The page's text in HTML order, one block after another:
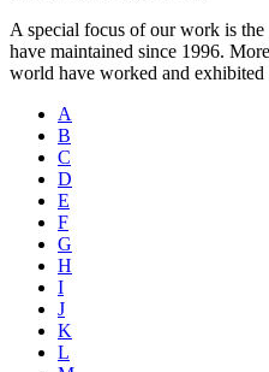
A special focus of our work is
have maintained since 1996.
world have worked and exhibited
A
B
C
D
E
F
G
H
I
J
K
L